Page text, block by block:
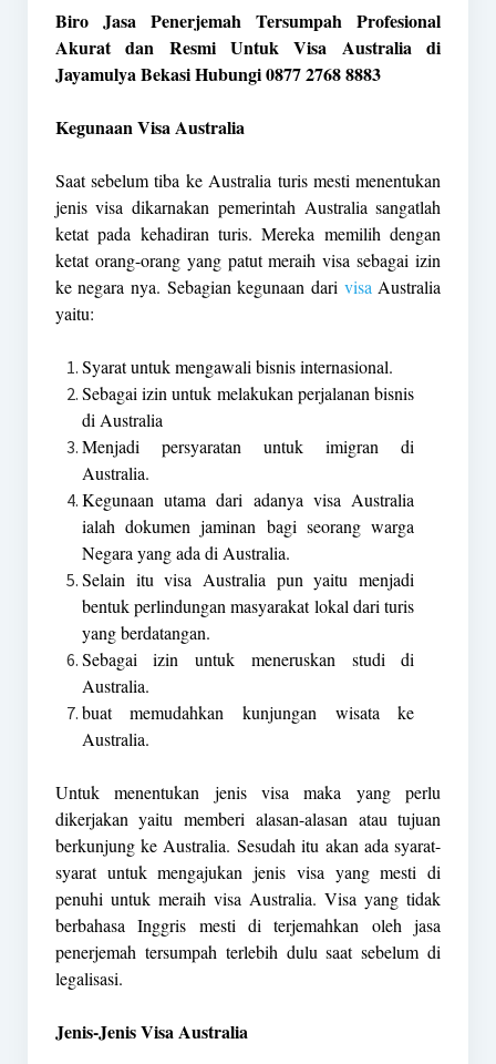
Biro Jasa Penerjemah Tersumpah Profesional
Akurat dan Resmi Untuk Visa Australia di
Jayamulya Bekasi Hubungi 0877 2768 8883
Kegunaan Visa Australia
Saat sebelum tiba ke Australia turis mesti menentukan
jenis visa dikarnakan pemerintah Australia sangatlah
ketat pada kehadiran turis. Mereka memilih dengan
ketat orang-orang yang patut meraih visa sebagai izin
ke negara nya. Sebagian kegunaan dari visa Australia
yaitu:
Syarat untuk mengawali bisnis internasional.
Sebagai izin untuk melakukan perjalanan bisnis
di Australia
Menjadi persyaratan untuk imigran di
Australia.
Kegunaan utama dari adanya visa Australia
ialah dokumen jaminan bagi seorang warga
Negara yang ada di Australia.
Selain itu visa Australia pun yaitu menjadi
bentuk perlindungan masyarakat lokal dari turis
yang berdatangan.
Sebagai izin untuk meneruskan studi di
Australia.
buat memudahkan kunjungan wisata ke
Australia.
Untuk menentukan jenis visa maka yang perlu
dikerjakan yaitu memberi alasan-alasan atau tujuan
berkunjung ke Australia. Sesudah itu akan ada syarat-
syarat untuk mengajukan jenis visa yang mesti di
penuhi untuk meraih visa Australia. Visa yang tidak
berbahasa Inggris mesti di terjemahkan oleh jasa
penerjemah tersumpah terlebih dulu saat sebelum di
legalisasi.
Jenis-Jenis Visa Australia